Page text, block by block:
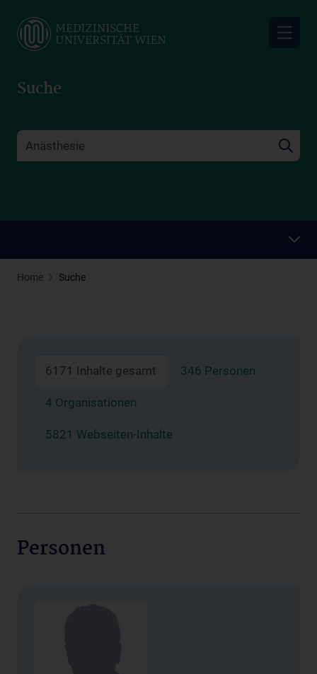
main
Suche
Home Suche
6171 Inhalte gesamt 346 Personen
4 Organisationen
5821 Webseiten-Inhalte
Personen